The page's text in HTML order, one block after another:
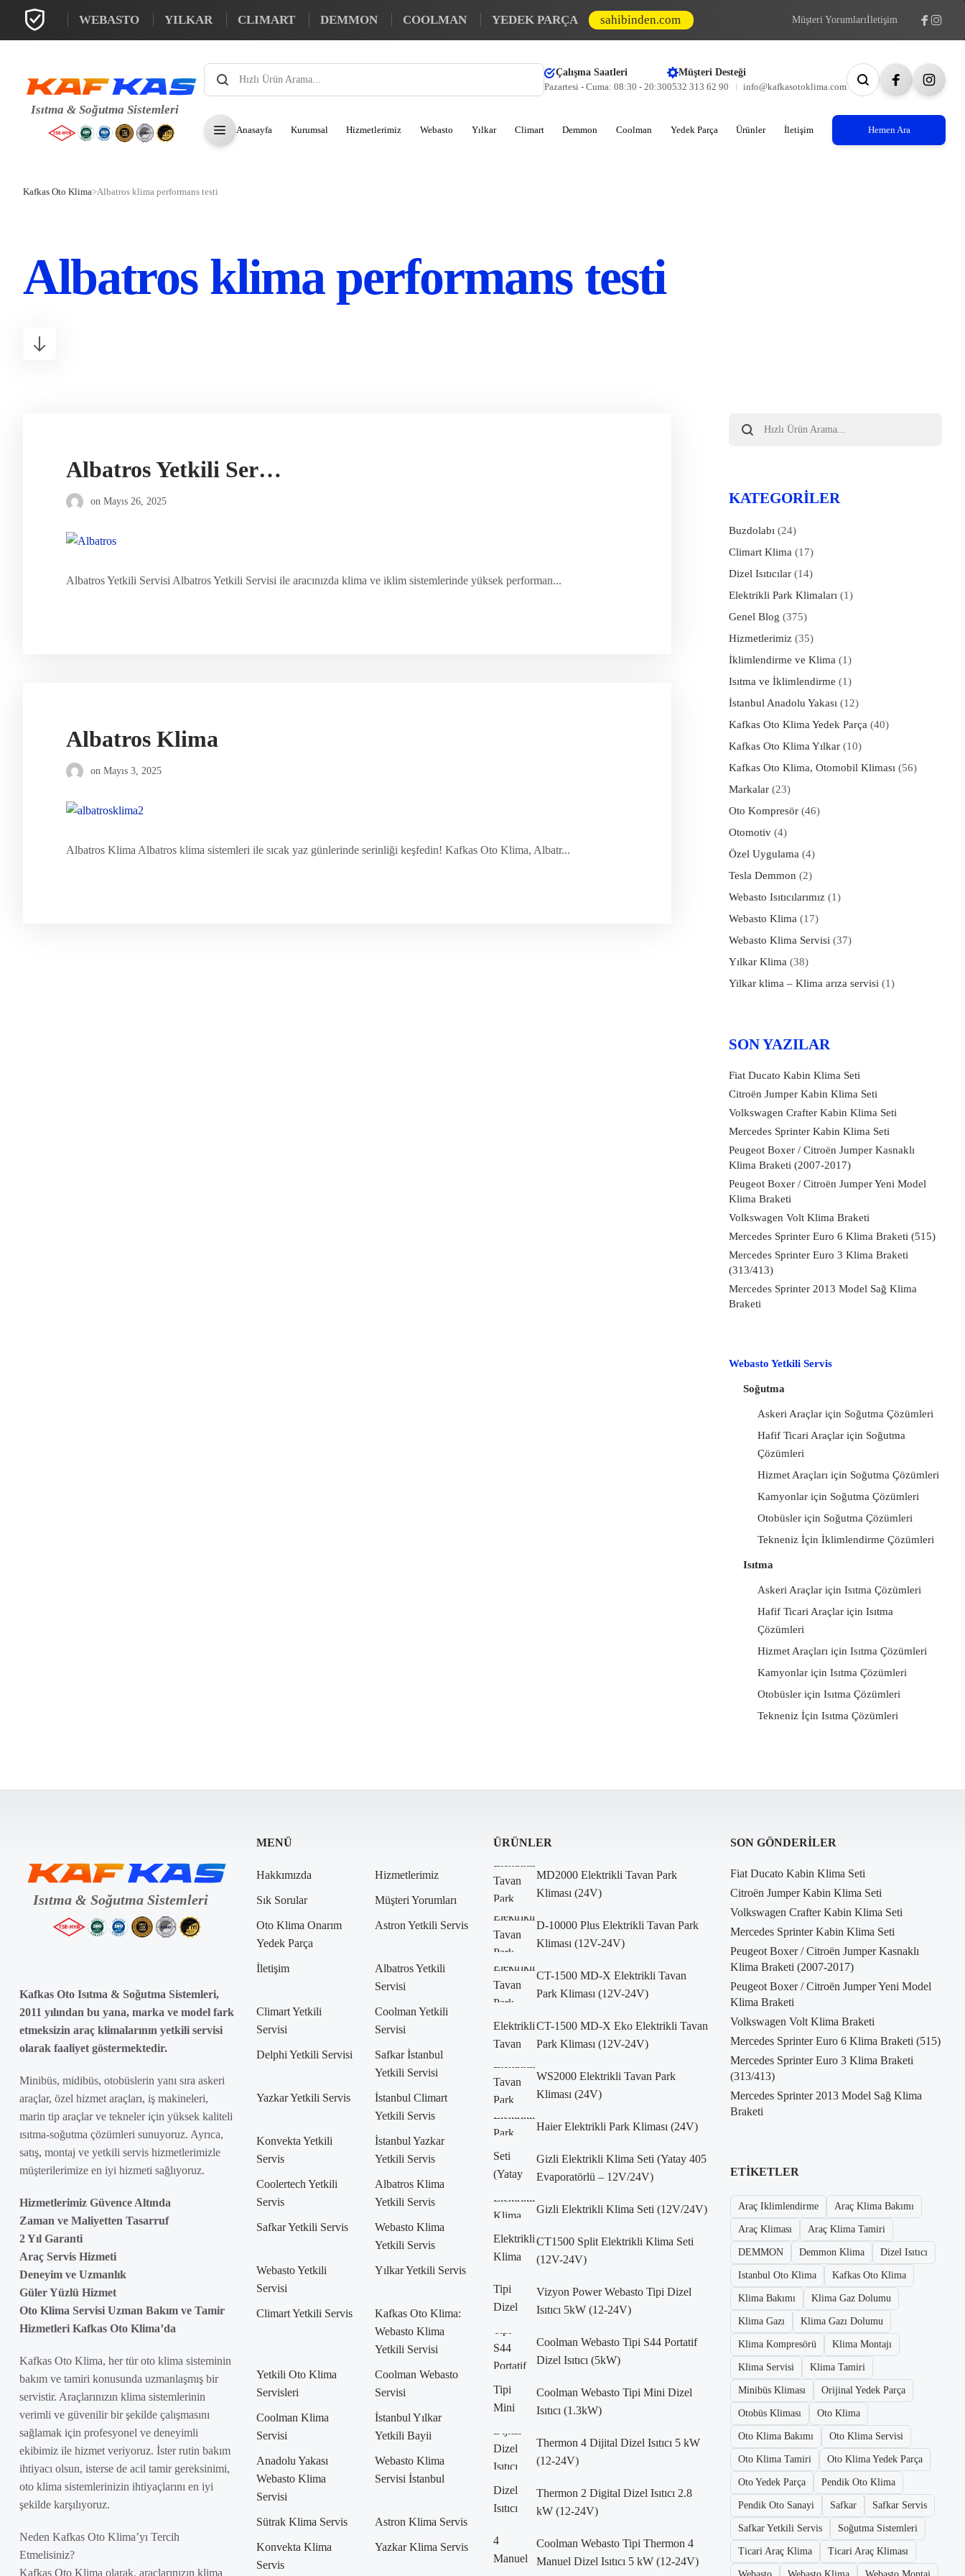
WEBASTO YILKAR CLIMART DEMMON COOLMAN YEDEK PARÇA sahibinden.com Müşteri Yorumlarıİletişim
Products
search
Çalışma Saatleri
Pazartesi - Cuma: 08:30 - 20:30
Müşteri Desteği
0532 313 62 90
info@kafkasotoklima.com
Anasayfa Kurumsal Hizmetlerimiz Webasto Yılkar Climart Demmon Coolman Yedek Parça Ürünler İletişim Hemen Ara
Kafkas Oto Klima>Albatros klima performans testi
Albatros klima performans testi
Albatros Yetkili Servisi
on Mayıs 26, 2025
Albatros Yetkili Servisi Albatros Yetkili Servisi ile aracınızda klima ve iklim sistemlerinde yüksek performan...
Albatros Klima
on Mayıs 3, 2025
Albatros Klima Albatros klima sistemleri ile sıcak yaz günlerinde serinliği keşfedin! Kafkas Oto Klima, Albatr...
search
KATEGORILER
Buzdolabı (24)
Climart Klima (17)
Dizel Isıtıcılar (14)
Elektrikli Park Klimaları (1)
Genel Blog (375)
Hizmetlerimiz (35)
İklimlendirme ve Klima (1)
Isıtma ve İklimlendirme (1)
İstanbul Anadolu Yakası (12)
Kafkas Oto Klima Yedek Parça (40)
Kafkas Oto Klima Yılkar (10)
Kafkas Oto Klima, Otomobil Kliması (56)
Markalar (23)
Oto Kompresör (46)
Otomotiv (4)
Özel Uygulama (4)
Tesla Demmon (2)
Webasto Isıtıcılarımız (1)
Webasto Klima (17)
Webasto Klima Servisi (37)
Yılkar Klima (38)
Yilkar klima – Klima arıza servisi (1)
SON YAZILAR
Fiat Ducato Kabin Klima Seti
Citroën Jumper Kabin Klima Seti
Volkswagen Crafter Kabin Klima Seti
Mercedes Sprinter Kabin Klima Seti
Peugeot Boxer / Citroën Jumper Kasnaklı
Klima Braketi (2007-2017)
Peugeot Boxer / Citroën Jumper Yeni Model
Klima Braketi
Volkswagen Volt Klima Braketi
Mercedes Sprinter Euro 6 Klima Braketi (515)
Mercedes Sprinter Euro 3 Klima Braketi
(313/413)
Mercedes Sprinter 2013 Model Sağ Klima
Braketi
Webasto Yetkili Servis
Soğutma
Askeri Araçlar için Soğutma Çözümleri
Hafif Ticari Araçlar için Soğutma
Çözümleri
Hizmet Araçları için Soğutma Çözümleri
Kamyonlar için Soğutma Çözümleri
Otobüsler için Soğutma Çözümleri
Tekneniz İçin İklimlendirme Çözümleri
Isıtma
Askeri Araçlar için Isıtma Çözümleri
Hafif Ticari Araçlar için Isıtma
Çözümleri
Hizmet Araçları için Isıtma Çözümleri
Kamyonlar için Isıtma Çözümleri
Otobüsler için Isıtma Çözümleri
Tekneniz İçin Isıtma Çözümleri
Kafkas Oto Isıtma & Soğutma Sistemleri,
2011 yılından bu yana, marka ve model fark
etmeksizin araç klimalarının yetkili servisi
olarak faaliyet göstermektedir.
Minibüs, midibüs, otobüslerin yanı sıra askeri
araçlar, özel hizmet araçları, iş makineleri,
marin tip araçlar ve tekneler için yüksek kaliteli
ısıtma-soğutma çözümleri sunuyoruz. Ayrıca,
satış, montaj ve yetkili servis hizmetlerimizle
müşterilerimize en iyi hizmeti sağlıyoruz.
Hizmetlerimiz Güvence Altında
Zaman ve Maliyetten Tasarruf
2 Yıl Garanti
Araç Servis Hizmeti
Deneyim ve Uzmanlık
Güler Yüzlü Hizmet
Oto Klima Servisi Uzman Bakım ve Tamir
Hizmetleri Kafkas Oto Klima’da
Kafkas Oto Klima, her tür oto klima sisteminin
bakım ve tamiri konusunda uzmanlaşmış bir
servistir. Araçlarınızın klima sistemlerinin
verimli ve güvenilir bir şekilde çalışmasını
sağlamak için profesyonel ve deneyimli
ekibimiz ile hizmet veriyoruz. İster rutin bakım
ihtiyacı olsun, isterse de acil tamir gereksinimi,
oto klima sistemlerinizin ihtiyaçlarını en iyi
şekilde karşılıyoruz.
Neden Kafkas Oto Klima’yı Tercih
Etmelisiniz?
Kafkas Oto Klima olarak, araçlarınızın klima
MENÜ
Hakkımızda Hizmetlerimiz
Sık Sorular Müşteri Yorumları
Oto Klima Onarım
Yedek Parça
Astron Yetkili Servis
İletişim
Albatros Yetkili
Servisi
Climart Yetkili
Servisi
Coolman Yetkili
Servisi
Delphi Yetkili Servisi
Safkar İstanbul
Yetkili Servisi
Yazkar Yetkili Servis
İstanbul Climart
Yetkili Servis
Konvekta Yetkili
Servis
İstanbul Yazkar
Yetkili Servis
Coolertech Yetkili
Servis
Albatros Klima
Yetkili Servis
Safkar Yetkili Servis
Webasto Klima
Yetkili Servis
Webasto Yetkili
Servisi
Yılkar Yetkili Servis
Climart Yetkili Servis
Kafkas Oto Klima:
Webasto Klima
Yetkili Servisi
Yetkili Oto Klima
Servisleri
Coolman Webasto
Servisi
Coolman Klima
Servisi
İstanbul Yılkar
Yetkili Bayii
Anadolu Yakası
Webasto Klima
Servisi
Webasto Klima
Servisi İstanbul
Sütrak Klima Servis Astron Klima Servis
Konvekta Klima
Servis
Yazkar Klima Servis
ÜRÜNLER
MD2000 Elektrikli Tavan Park
Kliması (24V)
D-10000 Plus Elektrikli Tavan Park
Kliması (12V-24V)
CT-1500 MD-X Elektrikli Tavan
Park Kliması (12V-24V)
CT-1500 MD-X Eko Elektrikli Tavan
Park Kliması (12V-24V)
WS2000 Elektrikli Tavan Park
Kliması (24V)
Haier Elektrikli Park Kliması (24V)
Gizli Elektrikli Klima Seti (Yatay 405
Evaporatörlü – 12V/24V)
Gizli Elektrikli Klima Seti (12V/24V)
CT1500 Split Elektrikli Klima Seti
(12V-24V)
Vizyon Power Webasto Tipi Dizel
Isıtıcı 5kW (12-24V)
Coolman Webasto Tipi S44 Portatif
Dizel Isıtıcı (5kW)
Coolman Webasto Tipi Mini Dizel
Isıtıcı (1.3kW)
Thermon 4 Dijital Dizel Isıtıcı 5 kW
(12-24V)
Thermon 2 Digital Dizel Isıtıcı 2.8
kW (12-24V)
Coolman Webasto Tipi Thermon 4
Manuel Dizel Isıtıcı 5 kW (12-24V)
SON GÖNDERILER
Fiat Ducato Kabin Klima Seti
Citroën Jumper Kabin Klima Seti
Volkswagen Crafter Kabin Klima Seti
Mercedes Sprinter Kabin Klima Seti
Peugeot Boxer / Citroën Jumper Kasnaklı
Klima Braketi (2007-2017)
Peugeot Boxer / Citroën Jumper Yeni Model
Klima Braketi
Volkswagen Volt Klima Braketi
Mercedes Sprinter Euro 6 Klima Braketi (515)
Mercedes Sprinter Euro 3 Klima Braketi
(313/413)
Mercedes Sprinter 2013 Model Sağ Klima
Braketi
ETIKETLER
Araç Iklimlendirme Araç Klima Bakımı
Araç Kliması Araç Klima Tamiri
DEMMON Demmon Klima Dizel Isıtıcı
Istanbul Oto Klima Kafkas Oto Klima
Klima Bakımı Klima Gaz Dolumu
Klima Gazı Klima Gazı Dolumu
Klima Kompresörü Klima Montajı
Klima Servisi Klima Tamiri
Minibüs Kliması Orijinal Yedek Parça
Otobüs Kliması Oto Klima
Oto Klima Bakımı Oto Klima Servisi
Oto Klima Tamiri Oto Klima Yedek Parça
Oto Yedek Parça Pendik Oto Klima
Pendik Oto Sanayi Safkar Safkar Servis
Safkar Yetkili Servis Soğutma Sistemleri
Ticari Araç Klima Ticari Araç Kliması